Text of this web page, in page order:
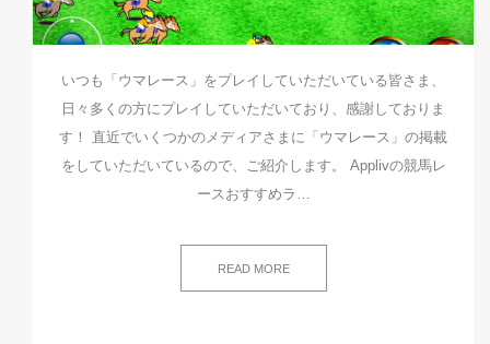
いつも「ウマレース」をプレイしていただいている皆さま、
日々多くの方にプレイしていただいており、感謝しておりま
す！ 直近でいくつかのメディアさまに「ウマレース」の掲載
をしていただいているので、ご紹介します。 Applivの競馬レ
ースおすすめラ…
READ MORE